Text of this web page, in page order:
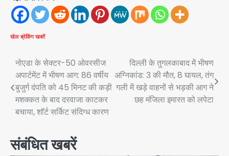
खेल ब्रेकिंग खबरें
Post
navigation
नोएडा के सेक्टर-50 ओवरसीज
अपार्टमेंट में भीषण आग: 86 वर्षीय
बुजुर्ग दंपति को 45 मिनट की कड़ी
मशक्कत के बाद दरवाजा काटकर
बचाया, शॉर्ट सर्किट संदिग्ध कारण
दिल्ली के तुगलकाबाद में भीषण
अग्निकांड: 3 की मौत, 8 घायल, तंग
गली में खड़े वाहनों से भड़की आग ने
छह मंजिला इमारत को लपेटा
संबंधित खबरें